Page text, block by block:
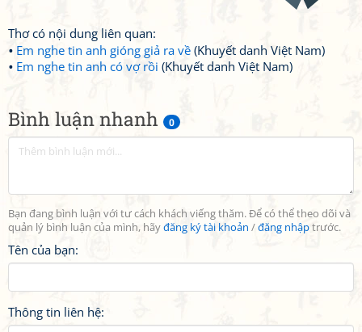
Bình luận nhanh 0
Bạn đang bình luận với tư cách khách viếng thăm. Để có thể theo dõi và
quản lý bình luận của mình, hãyđăng ký tài khoản /đăng nhậptrước.
Tên của bạn:
Thông tin liên hệ:
Thơ có nội dung liên quan:
Em nghe tin anh gióng giả ra về (Khuyết danh Việt Nam)
Em nghe tin anh có vợ rồi (Khuyết danh Việt Nam)